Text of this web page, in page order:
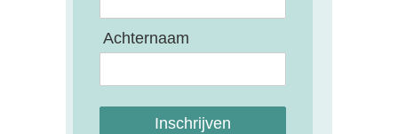
Achternaam
Inschrijven